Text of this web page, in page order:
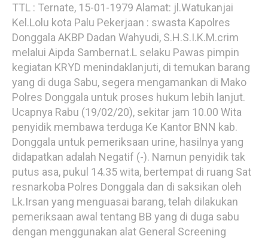
TTL : Ternate, 15-01-1979 Alamat: jl.Watukanjai
Kel.Lolu kota Palu Pekerjaan : swasta Kapolres
Donggala AKBP Dadan Wahyudi, S.H.S.I.K.M.crim
melalui Aipda Sambernat.L selaku Pawas pimpin
kegiatan KRYD menindaklanjuti, di temukan barang
yang di duga Sabu, segera mengamankan di Mako
Polres Donggala untuk proses hukum lebih lanjut.
Ucapnya Rabu (19/02/20), sekitar jam 10.00 Wita
penyidik membawa terduga Ke Kantor BNN kab.
Donggala untuk pemeriksaan urine, hasilnya yang
didapatkan adalah Negatif (-). Namun penyidik tak
putus asa, pukul 14.35 wita, bertempat di ruang Sat
resnarkoba Polres Donggala dan di saksikan oleh
Lk.Irsan yang menguasai barang, telah dilakukan
pemeriksaan awal tentang BB yang di duga sabu
dengan menggunakan alat General Screening